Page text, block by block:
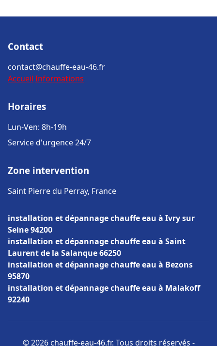
Contact
contact@chauffe-eau-46.fr
Accueil Informations
Horaires
Lun-Ven: 8h-19h
Service d'urgence 24/7
Zone intervention
Saint Pierre du Perray, France
installation et dépannage chauffe eau à Ivry sur
Seine 94200
installation et dépannage chauffe eau à Saint
Laurent de la Salanque 66250
installation et dépannage chauffe eau à Bezons
95870
installation et dépannage chauffe eau à Malakoff
92240
© 2026 chauffe-eau-46.fr. Tous droits réservés -